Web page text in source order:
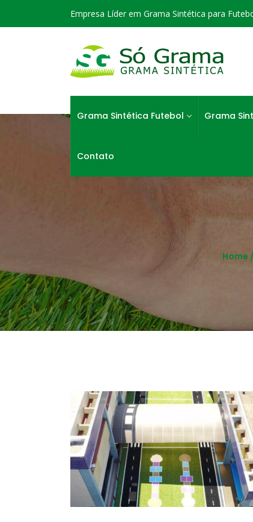
Empresa Líder em Grama Sintética para
Grama Sintética Futebol Grama
Contato
Home /